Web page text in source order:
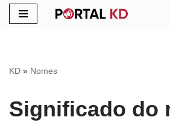
conteúdo
KD » Nomes
Significado do